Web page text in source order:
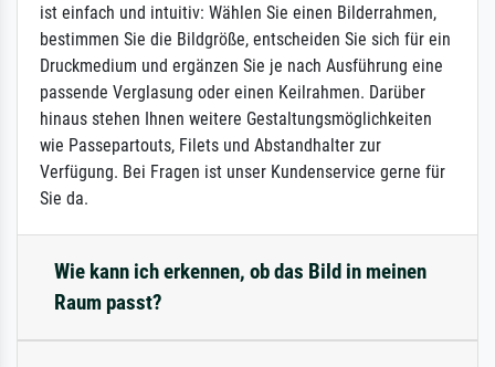
ist einfach und intuitiv: Wählen Sie einen Bilderrahmen,
bestimmen Sie die Bildgröße, entscheiden Sie sich für ein
Druckmedium und ergänzen Sie je nach Ausführung eine
passende Verglasung oder einen Keilrahmen. Darüber
hinaus stehen Ihnen weitere Gestaltungsmöglichkeiten
wie Passepartouts, Filets und Abstandhalter zur
Verfügung. Bei Fragen ist unser Kundenservice gerne für
Sie da.
Wie kann ich erkennen, ob das Bild in meinen
Raum passt?